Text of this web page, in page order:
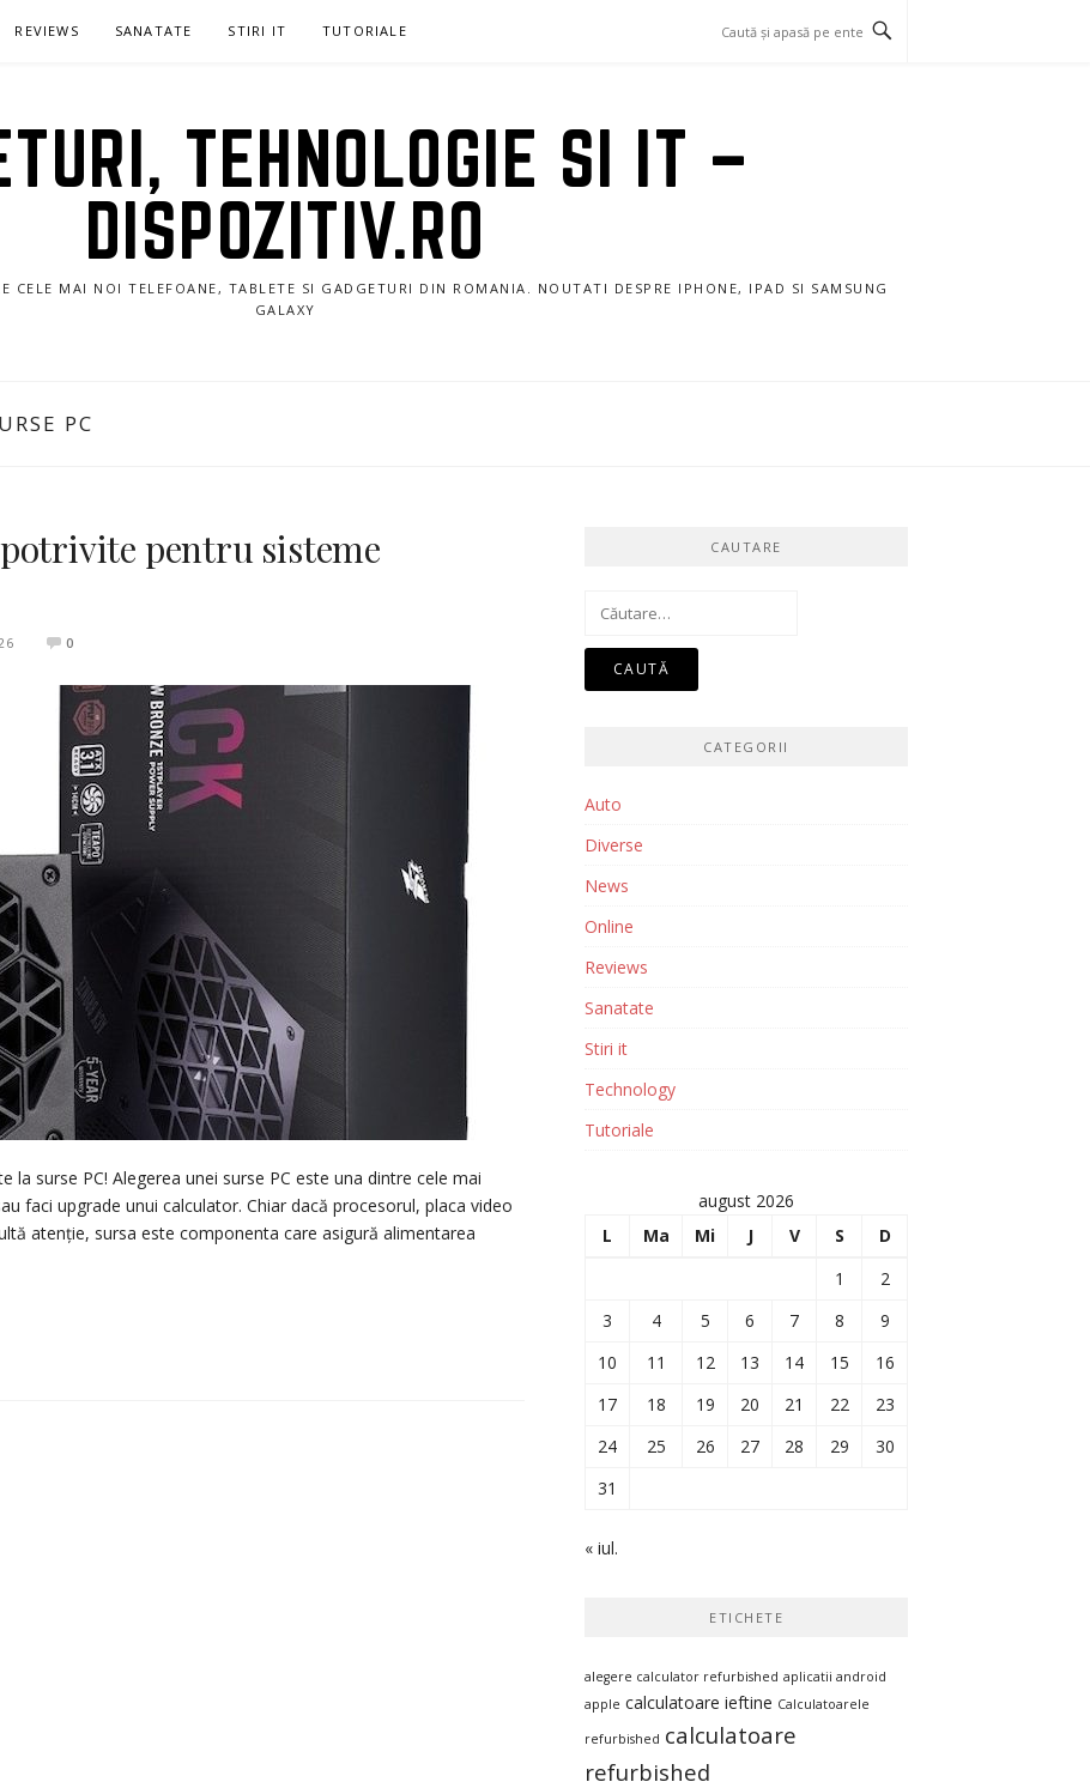
REVIEWS SANATATE STIRI IT TUTORIALE
TEHNOLOGIE SI IT –
DISPOZITIV.RO
CELE MAI NOI TELEFOANE, TABLETE SI GADGETURI DIN ROMANIA. NOUTATI DESPRE IPHONE, IPAD SI SAMSUNG
GALAXY
PC
potrivite pentru sisteme
0
la surse PC! Alegerea unei surse PC este una dintre cele mai
faci upgrade unui calculator. Chiar dacă procesorul, placa video
atenție, sursa este componenta care asigură alimentarea
CAUTARE
Caută
CATEGORII
Auto
Diverse
News
Online
Reviews
Sanatate
Stiri it
Technology
Tutoriale
august 2026
L
Ma Mi J V S
D
1
2
3
4 5 6 7 8
9
10
11 12 13 14 15
16
17
18 19 20 21 22
23
24
25 26 27 28 29
30
31
« iul.
ETICHETE
alegere calculator refurbished aplicatii android
apple calculatoare ieftine Calculatoarele
refurbished calculatoare
refurbished